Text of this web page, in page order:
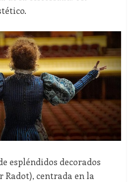
espléndidos decorados
Radot), centrada en la